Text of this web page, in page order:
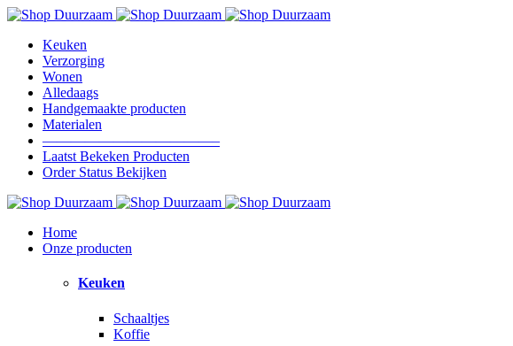
Keuken
Verzorging
Wonen
Alledaags
Handgemaakte producten
Materialen
————————————–
Laatst Bekeken Producten
Order Status Bekijken
Home
Onze producten
Keuken
Schaaltjes
Koffie